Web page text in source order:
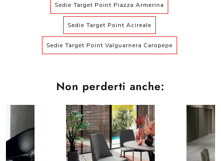
Sedie Target Point Piazza Armerina
Sedie Target Point Acireale
Sedie Target Point Valguarnera Caropepe
Non perderti anche: